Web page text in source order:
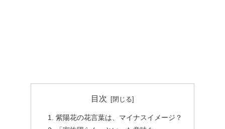
目次
紫陽花の花言葉は、マイナスイメージ？